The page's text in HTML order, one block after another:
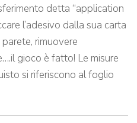
detta “application
l’adesivo dalla sua carta
rimuovere
gioco è fatto! Le misure
si riferiscono al foglio